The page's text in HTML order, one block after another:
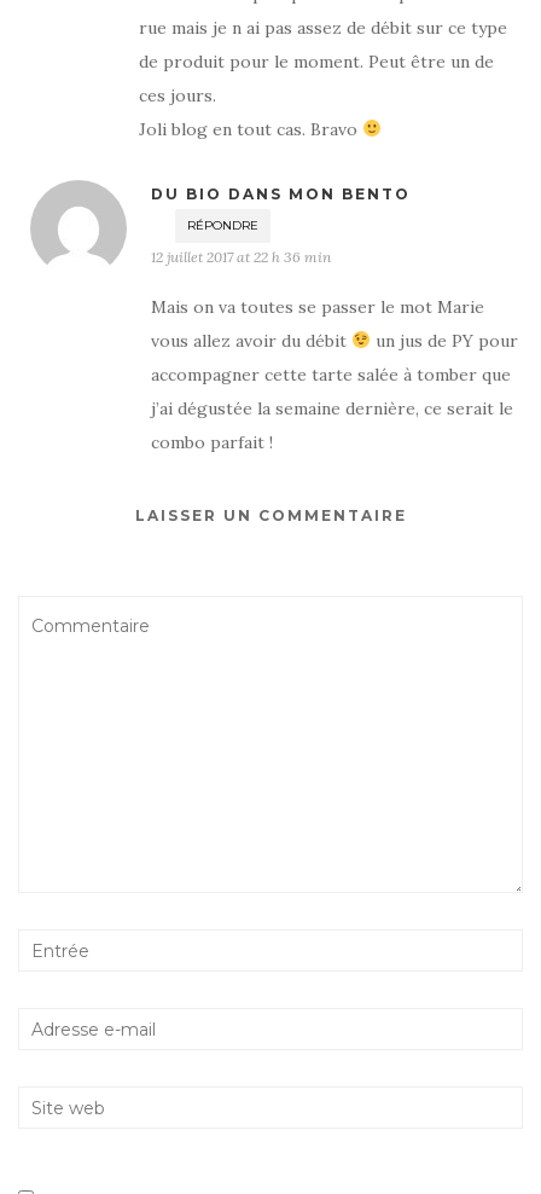
rue mais je n ai pas assez de débit sur ce type
de produit pour le moment. Peut être un de
ces jours.
Joli blog en tout cas. Bravo
DU BIO DANS MON BENTO
RÉPONDRE
12 juillet 2017 at 22 h 36 min
Mais on va toutes se passer le mot Marie
vous allez avoir du débit
un jus de PY pour
accompagner cette tarte salée à tomber que
j’ai dégustée la semaine dernière, ce serait le
combo parfait !
LAISSER UN COMMENTAIRE